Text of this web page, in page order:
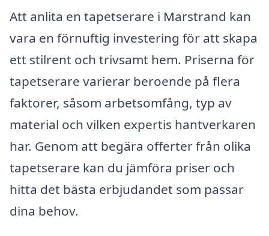
Att anlita en tapetserare i Marstrand kan
vara en förnuftig investering för att skapa
ett stilrent och trivsamt hem. Priserna för
tapetserare varierar beroende på flera
faktorer, såsom arbetsomfång, typ av
material och vilken expertis hantverkaren
har. Genom att begära offerter från olika
tapetserare kan du jämföra priser och
hitta det bästa erbjudandet som passar
dina behov.